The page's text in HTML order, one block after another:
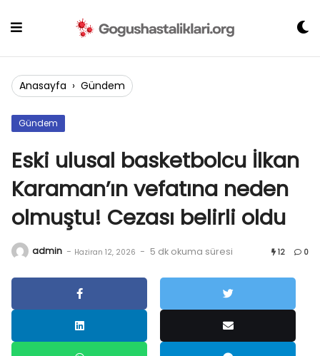
Anasayfa › Gündem
Gündem
Eski ulusal basketbolcu İlkan
Karaman’ın vefatına neden
olmuştu! Cezası belirli oldu
admin - Haziran 12, 2026 - 5 dk okuma süresi 12 0